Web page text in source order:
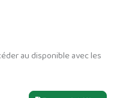
au disponible avec les